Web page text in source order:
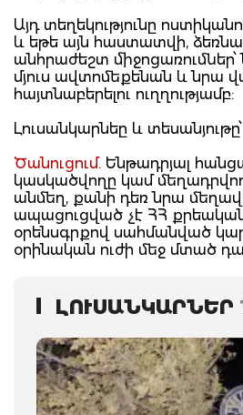
Այդ տեղեկությունը
և եթե այն հաստատվի,
անհրաժեշտ
մյուս ավտոմեքենան և նրա
հայտնաբերելու ուղղությամբ:
Լուսանկարնեը և
Ծանուցում. Ենթադրյալ
կասկածվողը կամ
անմեղ, քանի դեռ նրա
ապացուցված չէ ՀՀ
օրենսգրքով սահմանված
օրինական ուժի մեջ մտած
ԼՈՒՍԱՆԿԱՐՆԵՐ